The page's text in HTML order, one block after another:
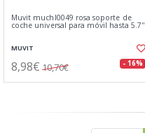
Muvit muchl0049 rosa soporte de
coche universal para móvil hasta 5.7''
MUVIT
8,98€ 10,70€ - 16%